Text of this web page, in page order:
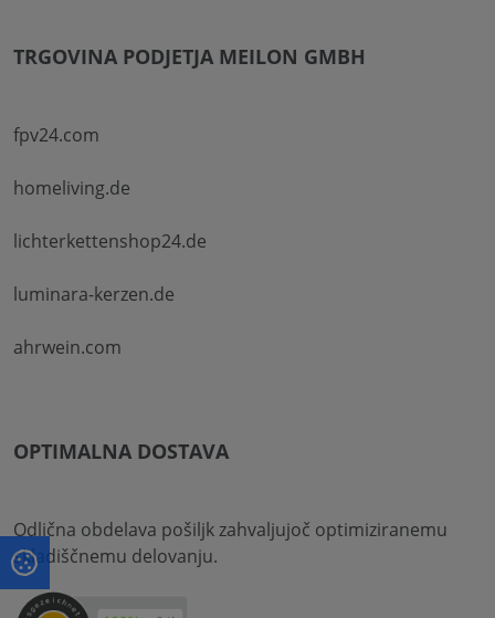
TRGOVINA PODJETJA MEILON GMBH
fpv24.com
homeliving.de
lichterkettenshop24.de
luminara-kerzen.de
ahrwein.com
OPTIMALNA DOSTAVA
Odlična obdelava pošiljk zahvaljujoč optimiziranemu
skladiščnemu delovanju.